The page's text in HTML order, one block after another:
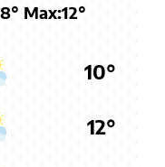
8° Max:12°
10°
12°